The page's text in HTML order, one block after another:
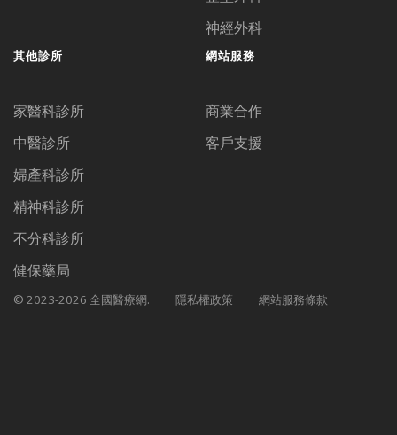
神經外科
其他診所
家醫科診所
中醫診所
婦產科診所
精神科診所
不分科診所
健保藥局
網站服務
商業合作
客戶支援
© 2023-2026 全國醫療網. 隱私權政策 網站服務條款